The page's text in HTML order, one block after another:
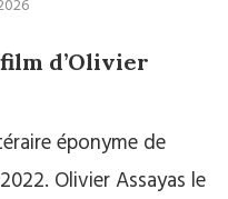
d’Olivier
éponyme de
Olivier Assayas le